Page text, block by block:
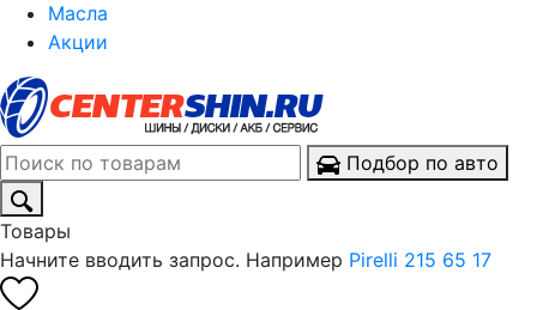
Масла
Акции
Подбор по авто
Товары
Начните вводить запрос. Например Pirelli 215 65 17